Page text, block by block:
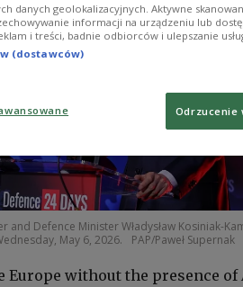
and Defence Minister Władysław Kosiniak-
May 6, 2026.
PAP/Paweł Supernak
Europe without the presence
danych geolokalizacyjnych. Aktywne
informacji na urządzeniu lub
i treści, badnie odbiorców i ulepszanie
(dostawców)
Odrzucenie